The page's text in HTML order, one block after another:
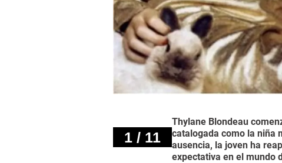
1 / 11
Thylane Blondeau
catalogada como la niña
ausencia, la joven ha
expectativa en el mundo